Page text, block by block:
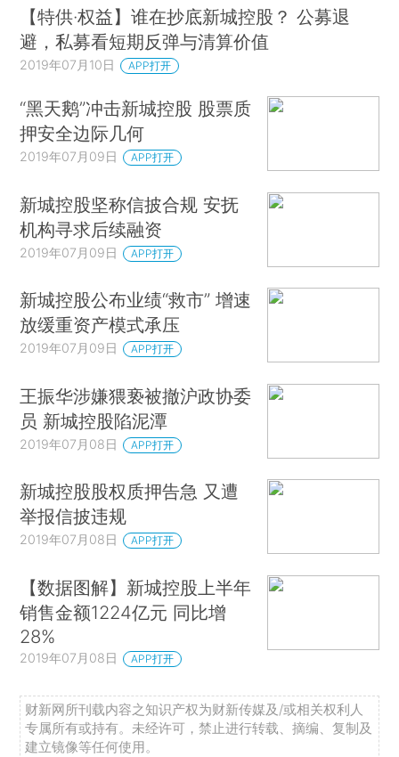
【特供·权益】谁在抄底新城控股？ 公募退
避，私募看短期反弹与清算价值
2019年07月10日 APP打开
“黑天鹅”冲击新城控股 股票质
押安全边际几何
2019年07月09日 APP打开
新城控股坚称信披合规 安抚
机构寻求后续融资
2019年07月09日 APP打开
新城控股公布业绩“救市” 增速
放缓重资产模式承压
2019年07月09日 APP打开
王振华涉嫌猥亵被撤沪政协委
员 新城控股陷泥潭
2019年07月08日 APP打开
新城控股股权质押告急 又遭
举报信披违规
2019年07月08日 APP打开
【数据图解】新城控股上半年
销售金额1224亿元 同比增
28%
2019年07月08日 APP打开
财新网所刊载内容之知识产权为财新传媒及/或相关权利人
专属所有或持有。未经许可，禁止进行转载、摘编、复制及
建立镜像等任何使用。